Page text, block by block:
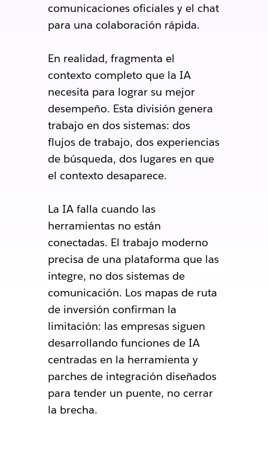
comunicaciones oficiales y el chat
para una colaboración rápida.
En realidad, fragmenta el
contexto completo que la IA
necesita para lograr su mejor
desempeño. Esta división genera
trabajo en dos sistemas: dos
flujos de trabajo, dos experiencias
de búsqueda, dos lugares en que
el contexto desaparece.
La IA falla cuando las
herramientas no están
conectadas. El trabajo moderno
precisa de una plataforma que las
integre, no dos sistemas de
comunicación. Los mapas de ruta
de inversión confirman la
limitación: las empresas siguen
desarrollando funciones de IA
centradas en la herramienta y
parches de integración diseñados
para tender un puente, no cerrar
la brecha.